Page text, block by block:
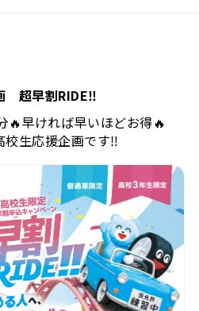
超早割RIDE‼️
🔥早ければ早いほどお得🔥
校生応援企画です‼️